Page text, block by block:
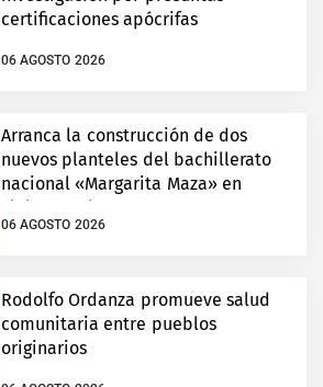
certificaciones apócrifas
06 AGOSTO 2026
Arranca la construcción de dos
nuevos planteles del bachillerato
nacional «Margarita Maza» en
06 AGOSTO 2026
Rodolfo Ordanza promueve salud
comunitaria entre pueblos
originarios